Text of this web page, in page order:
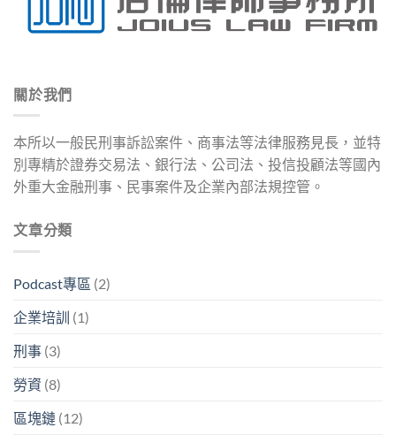
關於我們
本所以一般民刑事訴訟案件、商事法等法律服務見長，並特
別專精於證券交易法、銀行法、公司法、投信投顧法等國內
外重大金融刑事、民事案件及企業內部法規控管。
文章分類
Podcast專區 (2)
企業培訓 (1)
刑事 (3)
勞資 (8)
區塊鏈 (12)